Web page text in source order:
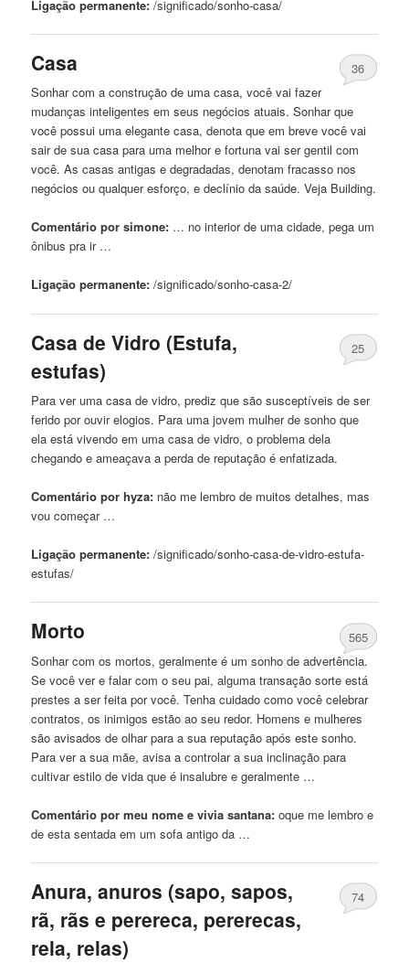
Ligação permanente: /significado/sonho-casa/
Casa
36
Sonhar com a construçãode umacasa, você vai fazer
mudanças inteligentes em seus negócios atuais. Sonhar que
você possui uma elegantecasa, denota que em breve você vai
sairde suacasa para uma melhor e fortuna vai ser gentil com
você. As casas antigas e degradadas, denotam fracasso nos
negócios ou qualquer esforço, e declínio da saúde. Veja Building.
Comentário por simone: … no interiorde uma cidade, pega um
ônibus pra ir …
Ligação permanente: /significado/sonho-casa-2/
Casa de Vidro (Estufa,
estufas)
25
Para ver umacasa de vidro, prediz que são susceptíveisde ser
ferido por ouvir elogios. Para uma jovem mulherde sonho que
ela está vivendo em umacasa de vidro, o problema dela
chegando e ameaçava a perdade reputação é enfatizada.
Comentário por hyza: não me lembrode muitos detalhes, mas
vou começar …
Ligação permanente: /significado/sonho-casa-de-vidro-estufa-
estufas/
Morto
565
Sonhar com os mortos, geralmente é um sonhode advertência.
Se você ver e falar com o seu pai, alguma transação sorte está
prestes a ser feita por você. Tenha cuidado como você celebrar
contratos, os inimigos estão ao seu redor. Homens e mulheres
são avisados ​​de olhar para a sua reputação após este sonho.
Para ver a sua mãe, avisa a controlar a sua inclinação para
cultivar estilode vida que é insalubre e geralmente …
Comentário por meu nome e vivia santana: oque me lembro e
de esta sentada em um sofa antigo da …
Anura, anuros (sapo, sapos,
rã, rãs e perereca, pererecas,
rela, relas)
74